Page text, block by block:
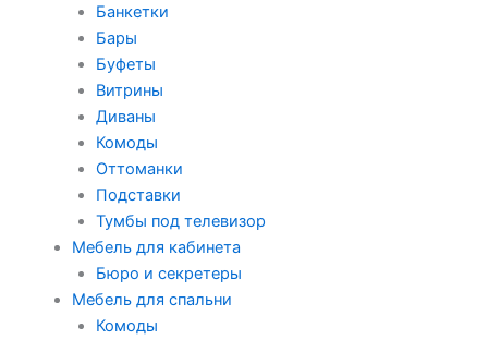
Банкетки
Бары
Буфеты
Витрины
Диваны
Комоды
Оттоманки
Подставки
Тумбы под телевизор
Мебель для кабинета
Бюро и секретеры
Мебель для спальни
Комоды